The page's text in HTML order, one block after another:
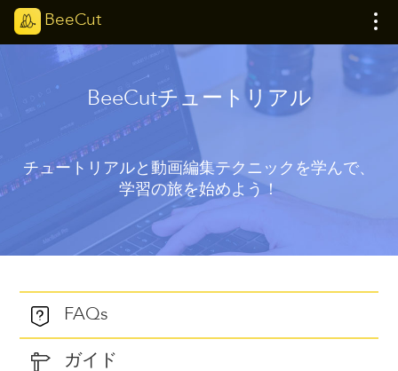
BeeCut
BeeCutチュートリアル
チュートリアルと動画編集テクニックを学んで、
学習の旅を始めよう！
FAQs
ガイド